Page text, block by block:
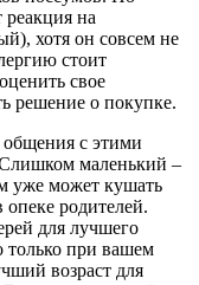
на
хотя он совсем не
стоит
свое
решение о покупке.
общения с этими
маленький –
уже может кушать
родителей.
для лучшего
только при вашем
возраст для